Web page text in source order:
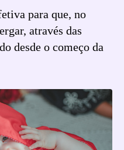
para que, no
através das
desde o começo da